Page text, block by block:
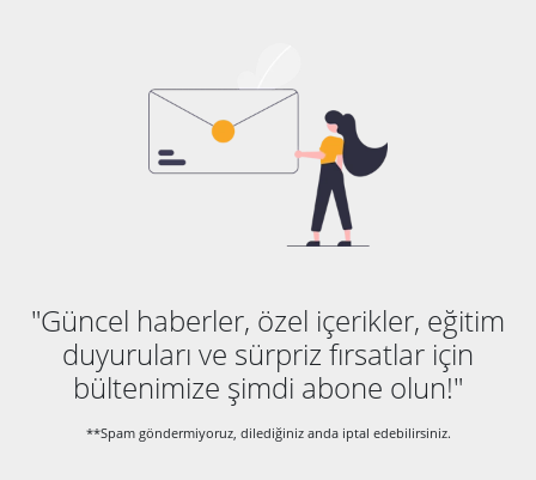
"Güncel haberler, özel içerikler, eğitim
duyuruları ve sürpriz fırsatlar için
bültenimize şimdi abone olun!"
**Spam göndermiyoruz, dilediğiniz anda iptal edebilirsiniz.